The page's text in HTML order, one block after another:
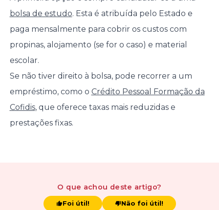
bolsa de estudo. Esta é atribuída pelo Estado e
paga mensalmente para cobrir os custos com
propinas, alojamento (se for o caso) e material
escolar.
Se não tiver direito à bolsa, pode recorrer a um
empréstimo, como o Crédito Pessoal Formação da
Cofidis, que oferece taxas mais reduzidas e
prestações fixas.
O que achou deste artigo?
Foi útil! Não foi útil!